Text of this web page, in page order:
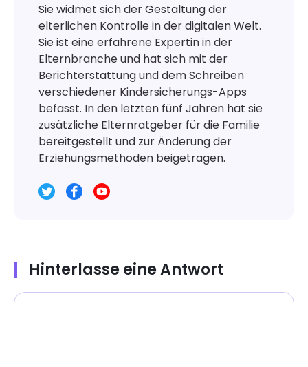
Sie widmet sich der Gestaltung der
elterlichen Kontrolle in der digitalen Welt.
Sie ist eine erfahrene Expertin in der
Elternbranche und hat sich mit der
Berichterstattung und dem Schreiben
verschiedener Kindersicherungs-Apps
befasst. In den letzten fünf Jahren hat sie
zusätzliche Elternratgeber für die Familie
bereitgestellt und zur Änderung der
Erziehungsmethoden beigetragen.
Hinterlasse eine Antwort